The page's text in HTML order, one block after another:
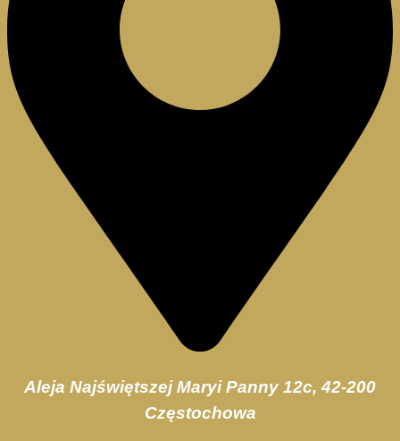
Aleja Najświętszej Maryi Panny 12c, 42-200
Częstochowa